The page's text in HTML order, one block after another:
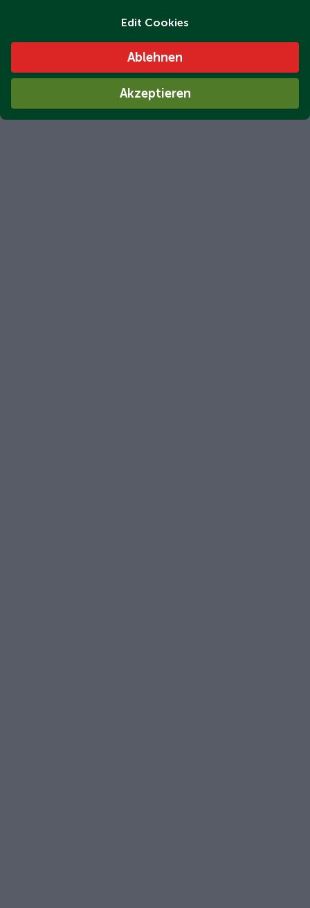
Edit Cookies
Ablehnen
Akzeptieren